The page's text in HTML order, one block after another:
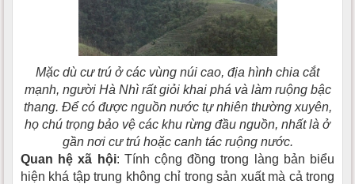
Mặc dù cư trú ở các vùng núi cao, địa hình chia cắt
mạnh, người Hà Nhì rất giỏi khai phá và làm ruộng bậc
thang. Ðể có được nguồn nước tự nhiên thường xuyên,
họ chú trọng bảo vệ các khu rừng đầu nguồn, nhất là ở
gần nơi cư trú hoặc canh tác ruộng nước.
Quan hệ xã hội: Tính cộng đồng trong làng bản biểu
hiện khá tập trung không chỉ trong sản xuất mà cả trong